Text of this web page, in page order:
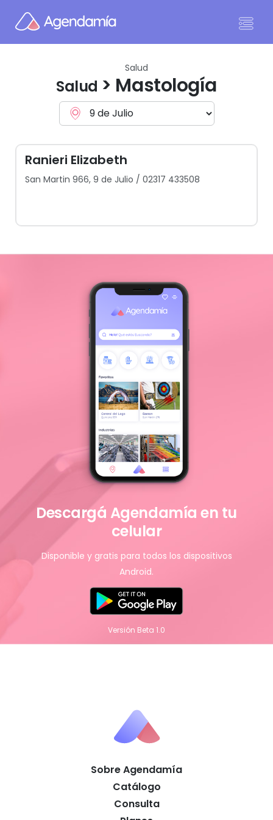
Salud
Salud > Mastología
Ranieri Elizabeth
San Martin 966, 9 de Julio / 02317 433508
Descargá Agendamía en tu
celular
Disponible y gratis para todos los dispositivos
Android.
Versión Beta 1.0
Sobre Agendamía
Catálogo
Consulta